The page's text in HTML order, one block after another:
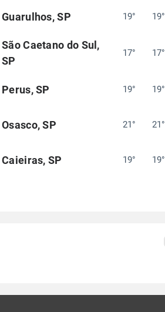
Guarulhos, SP 19° 19°
São Caetano do Sul,
SP
17° 17°
Perus, SP 19° 19°
Osasco, SP 21° 21°
Caieiras, SP 19° 19°